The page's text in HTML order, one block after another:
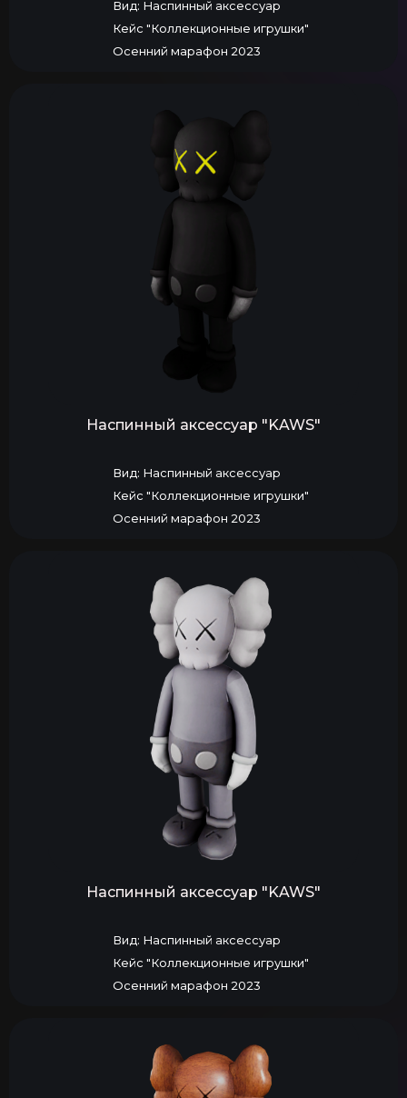
Вид: Наспинный аксессуар
Кейс "Коллекционные игрушки"
Осенний марафон 2023
Наспинный аксессуар "KAWS"
Вид: Наспинный аксессуар
Кейс "Коллекционные игрушки"
Осенний марафон 2023
Наспинный аксессуар "KAWS"
Вид: Наспинный аксессуар
Кейс "Коллекционные игрушки"
Осенний марафон 2023